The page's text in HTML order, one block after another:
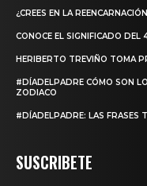
¿CREES EN LA
CONOCE EL SIGNIFICADO DEL
HERIBERTO TREVIÑO TOMA
#DÍADELPADRE CÓMO SON
ZODIACO
#DÍADELPADRE: LAS FRASES
SUSCRIBETE